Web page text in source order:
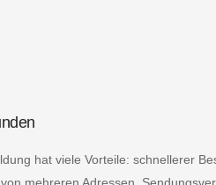
hat viele Vorteile: schnellerer